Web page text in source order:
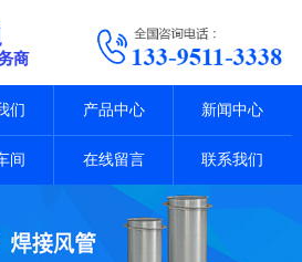
们 产品中心 新闻中心
间 在线留言 联系我们